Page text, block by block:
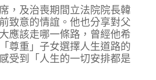
，及治喪期間立法院院長韓
致意的情誼。他也分享對父
應該走哪一條路，曾經他希
尊重」子女選擇人生道路的
受到「人生的一切安排都是